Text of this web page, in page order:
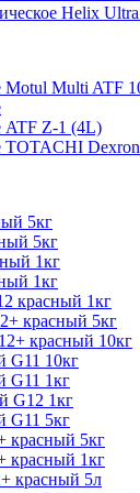
Helix
Multi ATF
ATF Z-1 (4L)
TOTACHI
5кг
5кг
1кг
1кг
красный 1кг
красный 5кг
красный 10кг
G11 10кг
G11 1кг
G12 1кг
G11 5кг
красный 5кг
красный 1кг
красный 5л